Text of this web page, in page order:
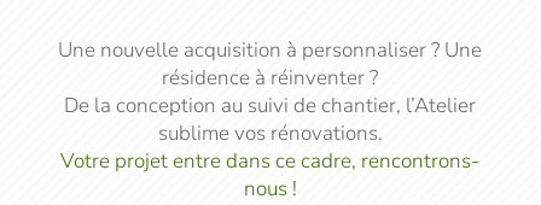
Une nouvelle acquisition à personnaliser ? Une
résidence à réinventer ?
De la conception au suivi de chantier, l’Atelier
sublime vos rénovations.
Votre projet entre dans ce cadre, rencontrons-
nous !